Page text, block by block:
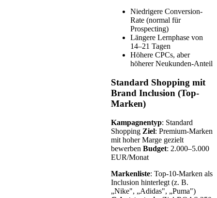
Niedrigere Conversion-
Rate (normal für
Prospecting)
Längere Lernphase von
14–21 Tagen
Höhere CPCs, aber
höherer Neukunden-Anteil
Standard Shopping mit
Brand Inclusion (Top-
Marken)
Kampagnentyp: Standard
Shopping Ziel: Premium-Marken
mit hoher Marge gezielt
bewerben Budget: 2.000–5.000
EUR/Monat
Markenliste: Top-10-Marken als
Inclusion hinterlegt (z. B.
„Nike", „Adidas", „Puma")